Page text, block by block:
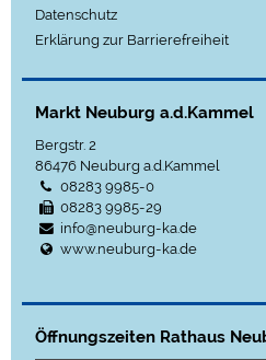
Datenschutz
Erklärung zur Barrierefreiheit
Markt Neuburg a.d.Kammel
Bergstr. 2
86476 Neuburg a.d.Kammel
08283 9985-0
08283 9985-29
info@neuburg-ka.de
www.neuburg-ka.de
Öffnungszeiten Rathaus